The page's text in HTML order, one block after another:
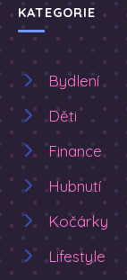
KATEGORIE
Bydlení
Děti
Finance
Hubnutí
Kočárky
Lifestyle